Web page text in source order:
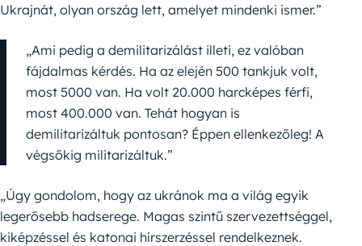
Ukrajnát, olyan ország lett, amelyet mindenki ismer.”
„Ami pedig a demilitarizálást illeti, ez valóban
fájdalmas kérdés. Ha az elején 500 tankjuk volt,
most 5000 van. Ha volt 20.000 harcképes férfi,
most 400.000 van. Tehát hogyan is
demilitarizáltuk pontosan? Éppen ellenkezőleg! A
végsőkig militarizáltuk.”
„Úgy gondolom, hogy az ukránok ma a világ egyik
legerősebb hadserege. Magas szintű szervezettséggel,
kiképzéssel és katonai hírszerzéssel rendelkeznek.